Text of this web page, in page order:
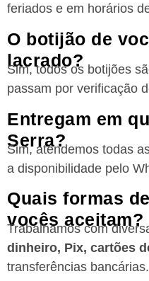
feriados e em horários
O botijão de
lacrado?
Sim, todos os botijões
passam por verificação
Entregam em
Serra?
Sim, atendemos todas
a disponibilidade pelo
Quais formas
vocês aceitam?
Trabalhamos com
dinheiro, Pix, cartões
transferências bancárias.